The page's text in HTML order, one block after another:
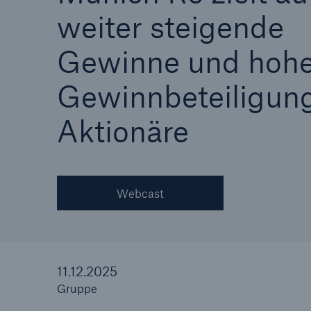
weiter steigende
Gewinne und
Aktionäre
Webcast
11.12.2025
Gruppe
Tech Trend Radar 2026
Our expert perspective
insurance